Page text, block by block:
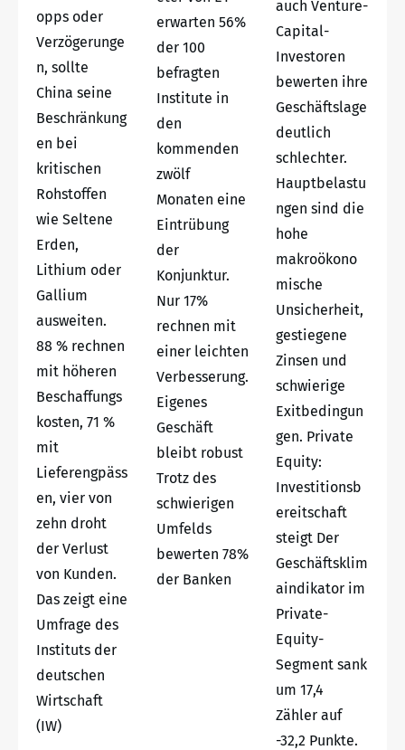
opps oder
Verzögerunge
n, sollte
China seine
Beschränkung
en bei
kritischen
Rohstoffen
wie Seltene
Erden,
Lithium oder
Gallium
ausweiten.
88 % rechnen
mit höheren
Beschaffungs
kosten, 71 %
mit
Lieferengpäss
en, vier von
zehn droht
der Verlust
von Kunden.
Das zeigt eine
Umfrage des
Instituts der
deutschen
Wirtschaft
(IW)
erwarten 56%
der 100
befragten
Institute in
den
kommenden
zwölf
Monaten eine
Eintrübung
der
Konjunktur.
Nur 17%
rechnen mit
einer leichten
Verbesserung.
Eigenes
Geschäft
bleibt robust
Trotz des
schwierigen
Umfelds
bewerten 78%
der Banken
auch Venture-
Capital-
Investoren
bewerten ihre
Geschäftslage
deutlich
schlechter.
Hauptbelastu
ngen sind die
hohe
makroökono
mische
Unsicherheit,
gestiegene
Zinsen und
schwierige
Exitbedingun
gen. Private
Equity:
Investitionsb
ereitschaft
steigt Der
Geschäftsklim
aindikator im
Private-
Equity-
Segment sank
um 17,4
Zähler auf
-32,2 Punkte.